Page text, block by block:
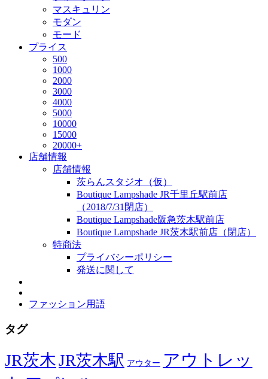
マスキュリン
モダン
モード
プライス
500
1000
2000
3000
4000
5000
10000
15000
20000+
店舗情報
店舗情報
茨らんスタジオ（仮）
Boutique Lampshade JR千里丘駅前店
（2018/7/31閉店）
Boutique Lampshade阪急茨木駅前店
Boutique Lampshade JR茨木駅前店（閉店）
特商法
プライバシーポリシー
発送に関して
ファッション用語
タグ
JR茨木JR茨木駅 アウター アウトレッ